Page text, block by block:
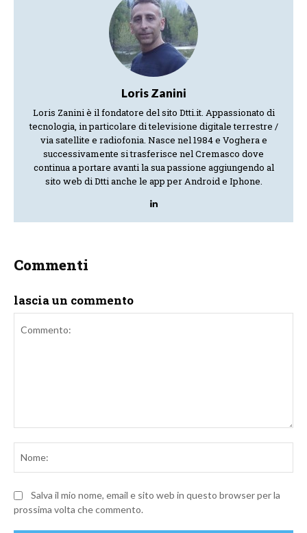
Loris Zanini
Loris Zanini è il fondatore del sito Dtti.it. Appassionato di
tecnologia, in particolare di televisione digitale terrestre /
via satellite e radiofonia. Nasce nel 1984 e Voghera e
successivamente si trasferisce nel Cremasco dove
continua a portare avanti la sua passione aggiungendo al
sito web di Dtti anche le app per Android e Iphone.
Commenti
lascia un commento
Salva il mio nome, email e sito web in questo browser per la
prossima volta che commento.